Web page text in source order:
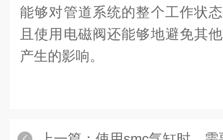
能够对管道系统的整个工作状
且使用电磁阀还能够地避免其
产生的影响。